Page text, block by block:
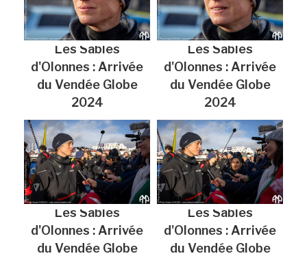
Les Sables
d'Olonnes : Arrivée
du Vendée Globe
2024
Les Sables
d'Olonnes : Arrivée
du Vendée Globe
2024
Les Sables
d'Olonnes : Arrivée
du Vendée Globe
Les Sables
d'Olonnes : Arrivée
du Vendée Globe